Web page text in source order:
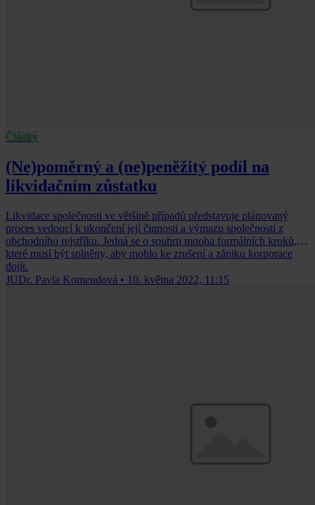
Články
(Ne)poměrný a (ne)peněžitý podíl na
likvidačním zůstatku
Likvidace společnosti ve většině případů představuje plánovaný
proces vedoucí k ukončení její činnosti a výmazu společnosti z
obchodního rejstříku. Jedná se o souhrn mnoha formálních kroků,
které musí být splněny, aby mohlo ke zrušení a zániku korporace
dojít.
JUDr. Pavla Komendová • 10. května 2022, 11:15